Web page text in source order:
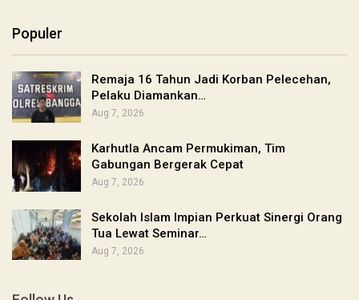
Populer
Remaja 16 Tahun Jadi Korban Pelecehan,
Pelaku Diamankan…
Aug 7, 2026
Karhutla Ancam Permukiman, Tim
Gabungan Bergerak Cepat
Aug 7, 2026
Sekolah Islam Impian Perkuat Sinergi Orang
Tua Lewat Seminar…
Aug 7, 2026